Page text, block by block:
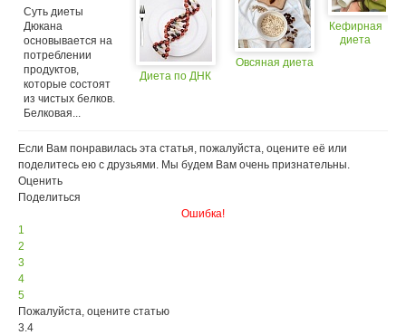
Суть диеты
Дюкана
основывается на
потреблении
продуктов,
которые состоят
из чистых белков.
Белковая...
Диета по ДНК
Овсяная диета
Кефирная
диета
Если Вам понравилась эта статья, пожалуйста, оцените её или
поделитесь ею с друзьями. Мы будем Вам очень признательны.
Оценить
Поделиться
Ошибка!
1
2
3
4
5
Пожалуйста, оцените статью
3.4